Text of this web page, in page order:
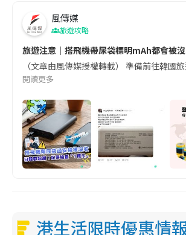
風傳媒
旅遊攻略
旅遊注意｜搭飛機帶尿袋標明mAh都會被
（文章由風傳媒授權轉載） 準備前往韓
閱讀更多
港生活限時優惠情